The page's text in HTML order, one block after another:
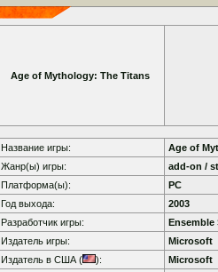
Age of Mythology: The Titans
Название игры:
Age of
Жанр(ы) игры:
add-on /
Платформа(ы):
PC
Год выхода:
2003
Разработчик игры:
Ensemble
Издатель игры:
Microsoft
Издатель в США (
):
Microsoft